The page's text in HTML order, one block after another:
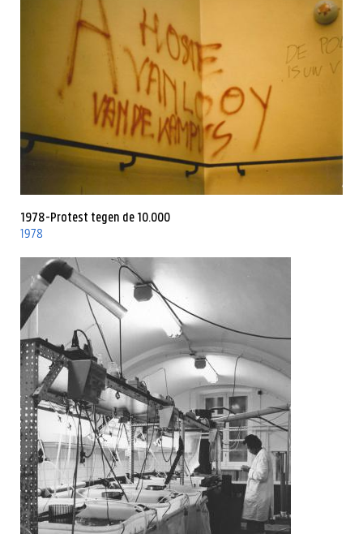
1978-Protest tegen de 10.000
1978